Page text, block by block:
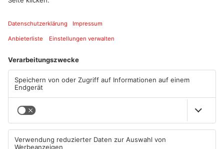
Mehr aus Main-
Kinzig-Kreis